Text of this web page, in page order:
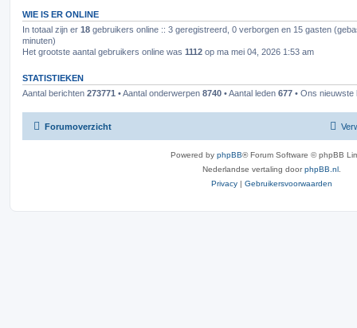
WIE IS ER ONLINE
In totaal zijn er 18 gebruikers online :: 3 geregistreerd, 0 verborgen en 15 gasten
minuten)
Het grootste aantal gebruikers online was 1112 op ma mei 04, 2026 1:53 am
STATISTIEKEN
Aantal berichten 273771 • Aantal onderwerpen 8740 • Aantal leden 677 • Ons nieuwste
Forumoverzicht
Powered by phpBB® Forum Software © phpBB
Nederlandse vertaling doorphpBB.nl.
Privacy| Gebruikersvoorwaarden